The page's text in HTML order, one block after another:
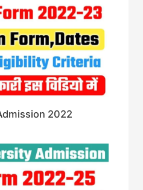
2022